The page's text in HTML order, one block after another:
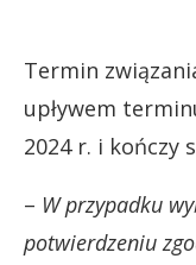
Termin
upływem
2024 r. i kończy
– W przypadku
potwierdzeniu